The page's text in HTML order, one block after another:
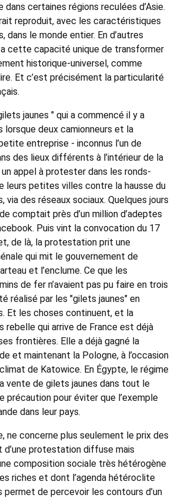
certaines régions reculées d’Asie.
reproduit, avec les caractéristiques
dans le monde entier. En d’autres
cette capacité unique de transformer
historique-universel, comme
Et c’est précisément la particularité
jaunes " qui a commencé il y a
lorsque deux camionneurs et la
entreprise - inconnus l’un de
des lieux différents à l’intérieur de la
appel à protester dans les ronds-
leurs petites villes contre la hausse du
via des réseaux sociaux. Quelques jours
comptait près d’un million d’adeptes
Puis vint la convocation du 17
de là, la protestation prit une
qui mit le gouvernement de
et l’enclume. Ce que les
de fer n’avaient pas pu faire en trois
réalisé par les "gilets jaunes" en
Et les choses continuent, et la
rebelle qui arrive de France est déjà
frontières. Elle a déjà gagné la
et maintenant la Pologne, à l’occasion
de Katowice. En Égypte, le régime
vente de gilets jaunes dans tout le
précaution pour éviter que l’exemple
dans leur pays.
ne concerne plus seulement le prix des
d’une protestation diffuse mais
composition sociale très hétérogène
riches et dont l’agenda hétéroclite
permet de percevoir les contours d’un